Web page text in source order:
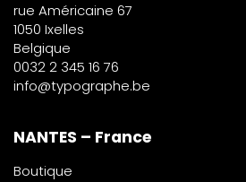
rue Américaine 67
1050 Ixelles
Belgique
0032 2 345 16 76
info@typographe.be
NANTES – France
Boutique